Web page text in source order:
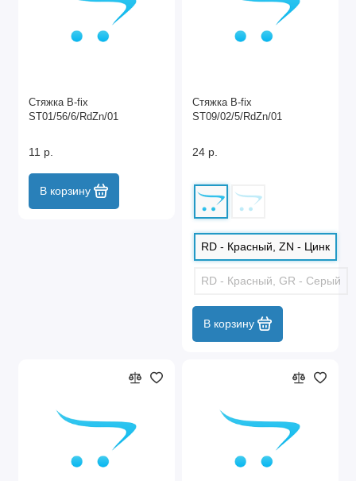
Стяжка B-fix
ST01/56/6/RdZn/01
11 р.
В корзину
Стяжка B-fix
ST09/02/5/RdZn/01
24 р.
RD - Красный, ZN - Цинк
RD - Красный, GR - Серый
В корзину